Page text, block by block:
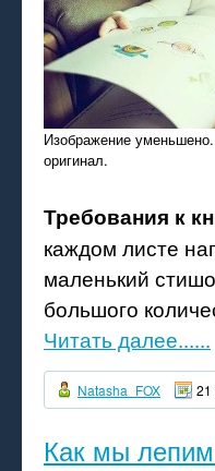
Изображение
оригинал.
Требования к
каждом листе
маленький
большого
Читать далее......
Natasha_FOX 21
Как мы лепим